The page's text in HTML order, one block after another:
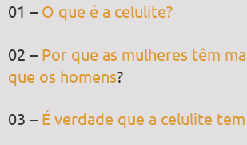
01 – O que é a celulite?
02 – Por que as mulheres têm
que os homens?
03 – É verdade que a celulite